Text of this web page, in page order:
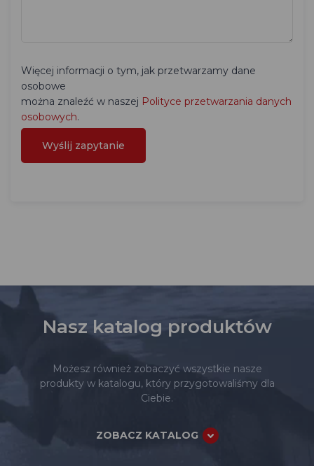
Więcej informacji o tym, jak przetwarzamy dane
osobowe
można znaleźć w naszej Polityce przetwarzania danych
osobowych.
Nasz katalog produktów
Możesz również zobaczyć wszystkie nasze
produkty w katalogu, który przygotowaliśmy dla
Ciebie.
ZOBACZ KATALOG